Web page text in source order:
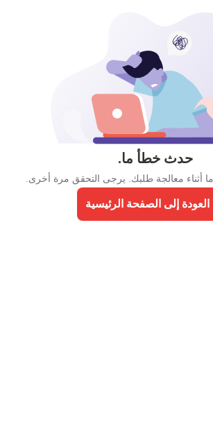
حدث خطأ ما.
أثناء معالجة طلبك. يرجى التحقق مرة أخرى.
العودة إلى الصفحة الرئيسية